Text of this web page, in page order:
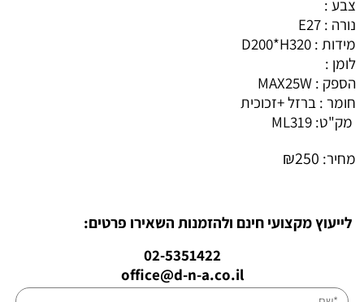
צבע :
נורה : E27
מידות : D200*H320
לומן :
הספק : MAX25W
חומר : ברזל +זכוכית
מק"ט: ML319
מחיר:
₪250
לייעוץ מקצועי חינם ולהזמנות השאירו פרטים:
02-5351422
office@d-n-a.co.il